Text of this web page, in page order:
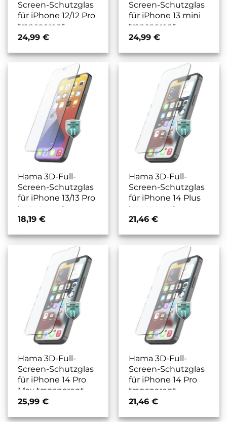
Screen-Schutzglas
für iPhone 12/12 Pro
transparent
24,99 €
Screen-Schutzglas
für iPhone 13 mini
transparent
24,99 €
Hama 3D-Full-
Screen-Schutzglas
für iPhone 13/13 Pro
transparent
18,19 €
Hama 3D-Full-
Screen-Schutzglas
für iPhone 14 Plus
transparent
21,46 €
Hama 3D-Full-
Screen-Schutzglas
für iPhone 14 Pro
Max transparent
25,99 €
Hama 3D-Full-
Screen-Schutzglas
für iPhone 14 Pro
transparent
21,46 €